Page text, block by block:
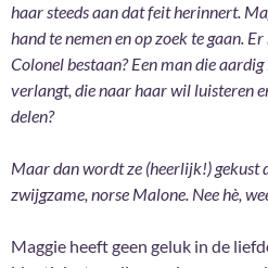
haar steeds aan dat feit herinnert.
hand te nemen en op zoek te gaan.
Colonel bestaan? Een man die
verlangt, die naar haar wil luisteren
delen?
Maar dan wordt ze (heerlijk!) gekust
zwijgzame, norse Malone. Nee hè,
Maggie heeft geen geluk in de